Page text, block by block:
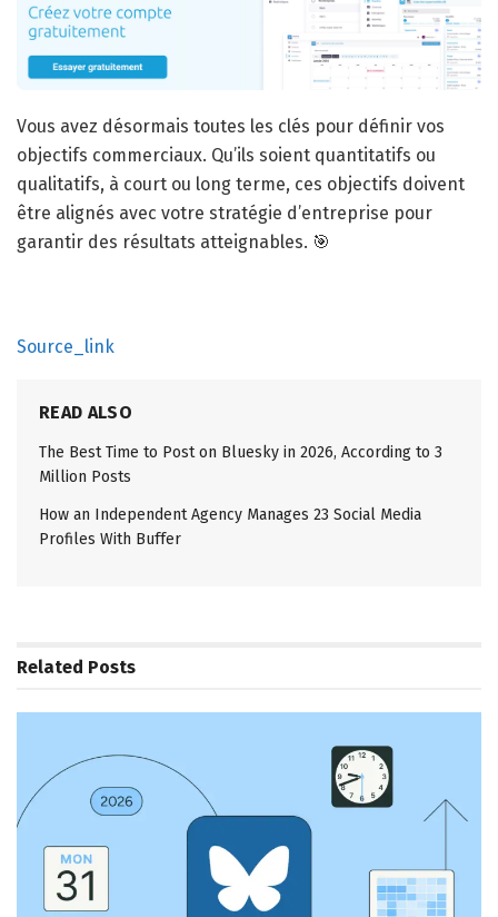
Vous avez désormais toutes les clés pour définir vos
objectifs commerciaux. Qu’ils soient quantitatifs ou
qualitatifs, à court ou long terme, ces objectifs doivent
être alignés avec votre stratégie d’entreprise pour
garantir des résultats atteignables. 🎯
Source_link
READ ALSO
The Best Time to Post on Bluesky in 2026, According to 3
Million Posts
How an Independent Agency Manages 23 Social Media
Profiles With Buffer
Related Posts